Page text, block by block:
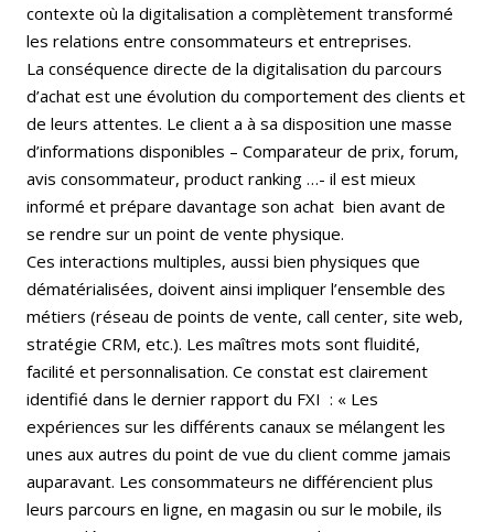
contexte où la digitalisation a complètement transformé
les relations entre consommateurs et entreprises.
La conséquence directe de la digitalisation du parcours
d’achat est une évolution du comportement des clients et
de leurs attentes. Le client a à sa disposition une masse
d’informations disponibles – Comparateur de prix, forum,
avis consommateur, product ranking …- il est mieux
informé et prépare davantage son achat bien avant de
se rendre sur un point de vente physique.
Ces interactions multiples, aussi bien physiques que
dématérialisées, doivent ainsi impliquer l’ensemble des
métiers (réseau de points de vente, call center, site web,
stratégie CRM, etc.). Les maîtres mots sont fluidité,
facilité et personnalisation. Ce constat est clairement
identifié dans le dernier rapport du FXI : « Les
expériences sur les différents canaux se mélangent les
unes aux autres du point de vue du client comme jamais
auparavant. Les consommateurs ne différencient plus
leurs parcours en ligne, en magasin ou sur le mobile, ils